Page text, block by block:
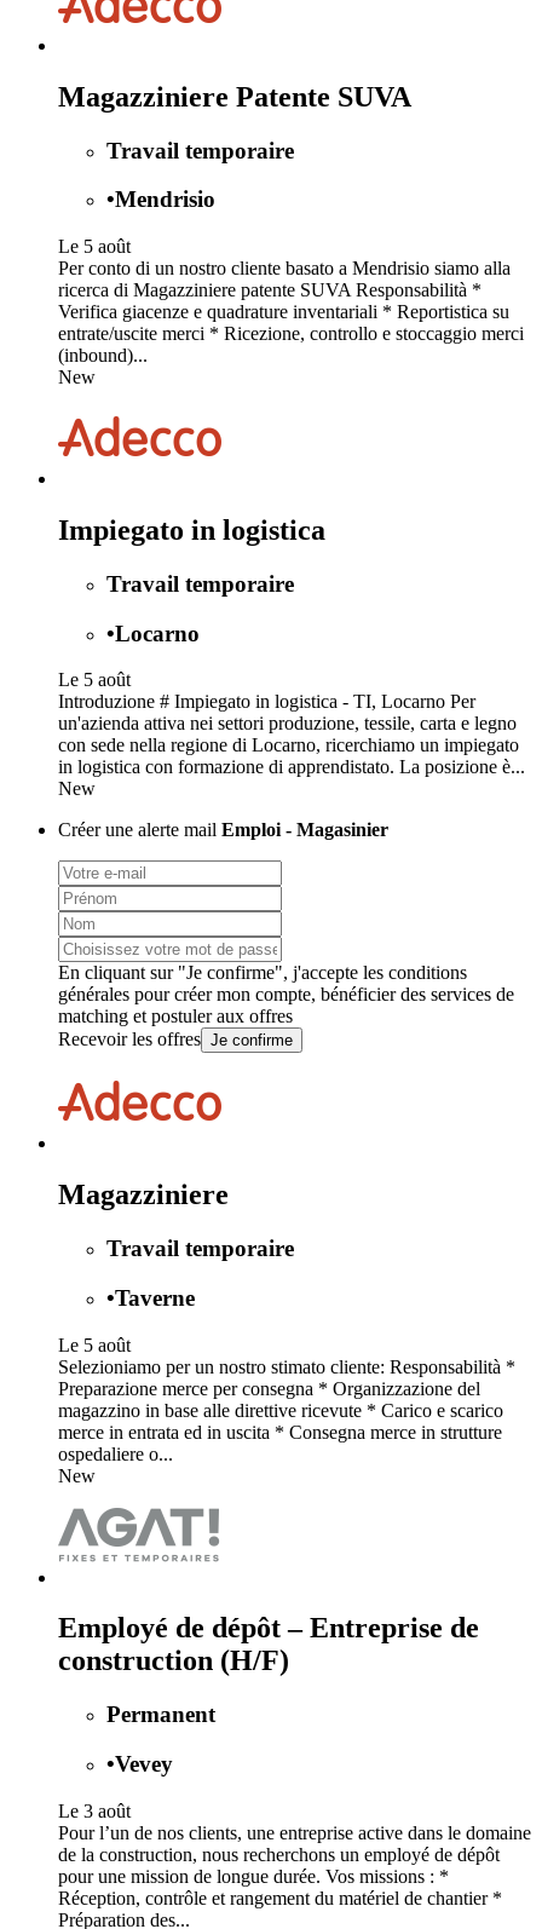
Magazziniere Patente SUVA
Travail temporaire
•Mendrisio
Le 5 août
Per conto di un nostro cliente basato a Mendrisio siamo alla
ricerca di Magazziniere patente SUVA Responsabilità *
Verifica giacenze e quadrature inventariali * Reportistica su
entrate/uscite merci * Ricezione, controllo e stoccaggio merci
(inbound)...
New
Impiegato in logistica
Travail temporaire
•Locarno
Le 5 août
Introduzione # Impiegato in logistica - TI, Locarno Per
un'azienda attiva nei settori produzione, tessile, carta e legno
con sede nella regione di Locarno, ricerchiamo un impiegato
in logistica con formazione di apprendistato. La posizione è...
New
Créer une alerte mail Emploi - Magasinier
En cliquant sur "Je confirme", j'accepte les conditions
générales pour créer mon compte, bénéficier des services de
matching et postuler aux offres
Recevoir les offres Je confirme
Magazziniere
Travail temporaire
•Taverne
Le 5 août
Selezioniamo per un nostro stimato cliente: Responsabilità *
Preparazione merce per consegna * Organizzazione del
magazzino in base alle direttive ricevute * Carico e scarico
merce in entrata ed in uscita * Consegna merce in strutture
ospedaliere o...
New
Employé de dépôt – Entreprise de
construction (H/F)
Permanent
•Vevey
Le 3 août
Pour l’un de nos clients, une entreprise active dans le domaine
de la construction, nous recherchons un employé de dépôt
pour une mission de longue durée. Vos missions : *
Réception, contrôle et rangement du matériel de chantier *
Préparation des...